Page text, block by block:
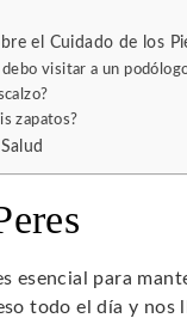
el Cuidado de los
visitar a un
zapatos?
esencial para
todo el día y nos